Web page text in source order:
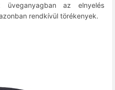
az elnyelés
rendkívül törékenyek.